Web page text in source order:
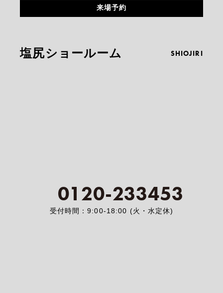
来場予約
塩尻ショールーム SHIOJIRI
0120-233453
受付時間：9:00-18:00 (火・水定休)